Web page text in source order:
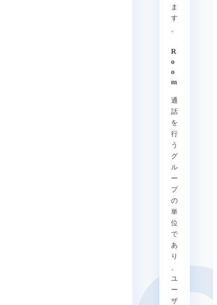
ま
す
。
R
o
o
m
通
話
を
行
う
グ
ル
ー
プ
の
単
位
で
あ
り
、
ユ
ー
ザ